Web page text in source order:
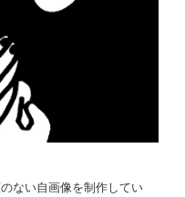
ない自画像を制作してい